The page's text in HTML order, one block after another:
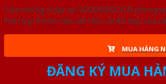
Cửa chống cháy tại SAIGONDOOR
hơn tùy thuộc vào vật liệu và độ dày của
MUA HÀNG
ĐĂNG KÝ MUA